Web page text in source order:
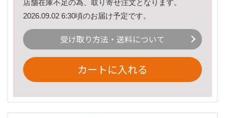
店舗在庫不足の為、取り寄せ注文となります。
2026.09.02 6:30頃のお届け予定です。
受け取り方法・送料について
カートに入れる